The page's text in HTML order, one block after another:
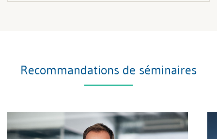
Recommandations de séminaires